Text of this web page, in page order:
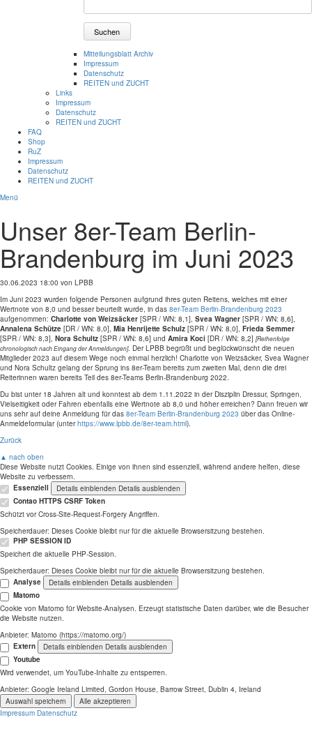
Suchen
Mitteilungsblatt Archiv
Impressum
Datenschutz
REITEN und ZUCHT
Links
Impressum
Datenschutz
REITEN und ZUCHT
FAQ
Shop
RuZ
Impressum
Datenschutz
REITEN und ZUCHT
Menü
Unser 8er-Team Berlin-
Brandenburg im Juni 2023
30.06.2023 18:00 von LPBB
Im Juni 2023 wurden folgende Personen aufgrund ihres guten Reitens, welches mit einer
Wertnote von 8,0 und besser beurteilt wurde, in das 8er-Team Berlin-Brandenburg 2023
aufgenommen: Charlotte von Weizsäcker [SPR / WN: 8,1], Svea Wagner [SPR / WN: 8,6],
Annalena Schütze [DR / WN: 8,0], Mia Henrijette Schulz [SPR / WN: 8,0], Frieda Semmer
[SPR / WN: 8,3], Nora Schultz [SPR / WN: 8,6] und Amira Koci [DR / WN: 8,2] [Reihenfolge
chronologisch nach Eingang der Anmeldungen]. Der LPBB begrüßt und beglückwünscht die neuen
Mitglieder 2023 auf diesem Wege noch einmal herzlich! Charlotte von Weizsäcker, Svea Wagner
und Nora Schultz gelang derSprung ins 8er-Team bereits zum zweiten Mal, denn die drei
Reiterinnen waren bereits Teil des 8er-Teams Berlin-Brandenburg 2022.
Du bist unter 18 Jahren alt und konntest ab dem 1.11.2022 in der Disziplin Dressur, Springen,
Vielseitigkeit oder Fahren ebenfalls eine Wertnote ab 8,0 und höher erreichen? Dann freuen wir
uns sehr auf deine Anmeldung für das 8er-Team Berlin-Brandenburg 2023 über das Online-
Anmeldeformular (unterhttps://www.lpbb.de/8er-team.html).
Zurück
▲ nach oben
Diese Website nutzt Cookies. Einige von ihnen sind essenziell, während andere helfen, diese
Website zu verbessern.
Essenziell
Details einblenden Details ausblenden
Contao HTTPS CSRF Token
Schützt vor Cross-Site-Request-Forgery Angriffen.
Speicherdauer: Dieses Cookie bleibt nur für die aktuelle Browsersitzung bestehen.
PHP SESSION ID
Speichert die aktuelle PHP-Session.
Speicherdauer: Dieses Cookie bleibt nur für die aktuelle Browsersitzung bestehen.
Analyse
Details einblenden Details ausblenden
Matomo
Cookie von Matomo für Website-Analysen. Erzeugt statistische Daten darüber, wie die Besucher
die Website nutzen.
Anbieter: Matomo (https://matomo.org/)
Extern
Details einblenden Details ausblenden
Youtube
Wird verwendet, um YouTube-Inhalte zu entsperren.
Anbieter: Google Ireland Limited, Gordon House, Barrow Street, Dublin 4, Ireland
Auswahl speichern
Alle akzeptieren
Impressum Datenschutz